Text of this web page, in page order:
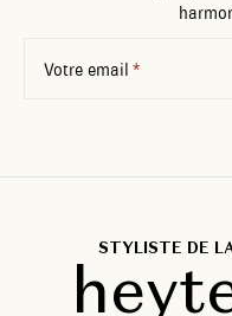
Votre email
STYLISTE DE